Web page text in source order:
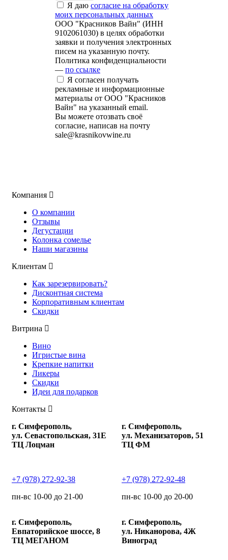
Я даю согласие на обработку
моих персональных данных
ООО "Красников Вайн" (ИНН
9102061030) в целях обработки
заявки и получения электронных
писем на указанную почту.
Политика конфиденциальности
— по ссылке
Я согласен получать
рекламные и информационные
материалы от ООО "Красников
Вайн" на указанный email.
Вы можете отозвать своё
согласие, написав на почту
sale@krasnikovwine.ru
Компания
О компании
Отзывы
Дегустации
Колонка сомелье
Наши магазины
Клиентам
Как зарезервировать?
Дисконтная система
Корпоративным клиентам
Скидки
Витрина
Вино
Игристые вина
Крепкие напитки
Ликеры
Скидки
Идеи для подарков
Контакты
г. Симферополь,
ул. Севастопольская, 31Е
ТЦ Лоцман
+7 (978) 272-92-38
пн-вс 10-00 до 21-00
г. Симферополь,
ул. Механизаторов, 51
ТЦ ФМ
+7 (978) 272-92-48
пн-вс 10-00 до 20-00
г. Симферополь,
Евпаторийское шоссе, 8
ТЦ МЕГАНОМ
г. Симферополь,
ул. Никанорова, 4Ж
Виноград